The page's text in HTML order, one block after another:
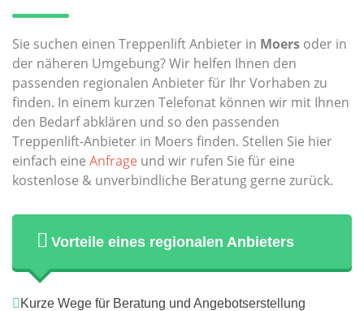
Sie suchen einen Treppenlift Anbieter in Moers oder in
der näheren Umgebung? Wir helfen Ihnen den
passenden regionalen Anbieter für Ihr Vorhaben zu
finden. In einem kurzen Telefonat können wir mit Ihnen
den Bedarf abklären und so den passenden
Treppenlift-Anbieter in Moers finden. Stellen Sie hier
einfach eine Anfrage und wir rufen Sie für eine
kostenlose & unverbindliche Beratung gerne zurück.
Vorteile eines regionalen Anbieters
Kurze Wege für Beratung und Angebotserstellung